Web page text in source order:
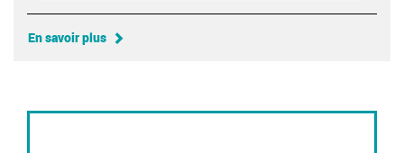
En savoir plus